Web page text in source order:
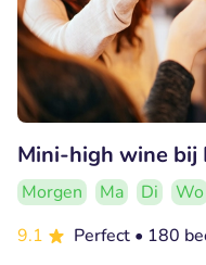
Mini-high wine bij
Morgen Ma Di Wo
9.1
Perfect • 180